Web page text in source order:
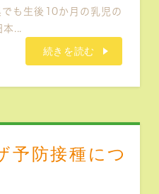
も生後10か月の乳児の
本...
続きを読む
予防接種につ